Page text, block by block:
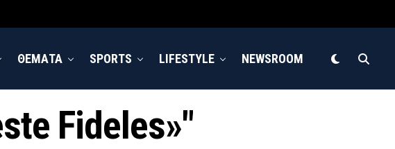
ΘΕΜΑΤΑ SPORTS LIFESTYLE NEWSROOM
Fideles»"